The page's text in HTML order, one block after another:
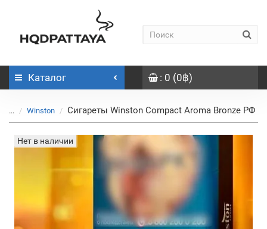
Каталог : 0 (0฿)
... Winston Сигареты Winston Compact Aroma Bronze РФ
Нет в наличии